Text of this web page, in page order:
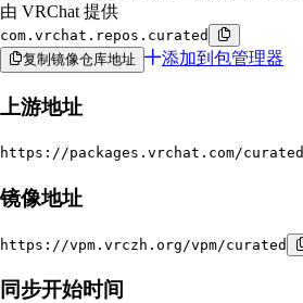
由 VRChat 提供
com.vrchat.repos.curated
复制镜像仓库地址
添加到包管理器
上游地址
https://packages.vrchat.com/curated
镜像地址
https://vpm.vrczh.org/vpm/curated
同步开始时间